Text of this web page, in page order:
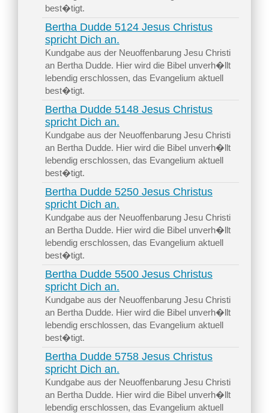
best�tigt.
Bertha Dudde 5124 Jesus Christus
spricht Dich an.
Kundgabe aus der Neuoffenbarung Jesu Christi
an Bertha Dudde. Hier wird die Bibel unverh�llt
lebendig erschlossen, das Evangelium aktuell
best�tigt.
Bertha Dudde 5148 Jesus Christus
spricht Dich an.
Kundgabe aus der Neuoffenbarung Jesu Christi
an Bertha Dudde. Hier wird die Bibel unverh�llt
lebendig erschlossen, das Evangelium aktuell
best�tigt.
Bertha Dudde 5250 Jesus Christus
spricht Dich an.
Kundgabe aus der Neuoffenbarung Jesu Christi
an Bertha Dudde. Hier wird die Bibel unverh�llt
lebendig erschlossen, das Evangelium aktuell
best�tigt.
Bertha Dudde 5500 Jesus Christus
spricht Dich an.
Kundgabe aus der Neuoffenbarung Jesu Christi
an Bertha Dudde. Hier wird die Bibel unverh�llt
lebendig erschlossen, das Evangelium aktuell
best�tigt.
Bertha Dudde 5758 Jesus Christus
spricht Dich an.
Kundgabe aus der Neuoffenbarung Jesu Christi
an Bertha Dudde. Hier wird die Bibel unverh�llt
lebendig erschlossen, das Evangelium aktuell